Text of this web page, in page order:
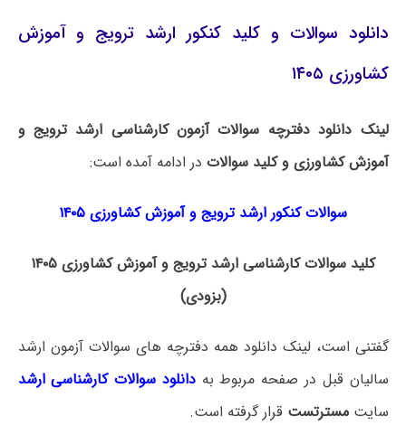
دانلود سوالات و کلید کنکور ارشد ترویج و آموزش
کشاورزی ۱۴۰۵
لینک دانلود دفترچه سوالات آزمون کارشناسی ارشد ترویج و
آموزش کشاورزی و کلید سوالات در ادامه آمده است:
سوالات کنکور ارشد ترویج و آموزش کشاورزی ۱۴۰۵
کلید سوالات کارشناسی ارشد ترویج و آموزش کشاورزی ۱۴۰۵
(بزودی)
گفتنی است، لینک دانلود همه دفترچه های سوالات آزمون ارشد
سالیان قبل در صفحه مربوط بهدانلود سوالات کارشناسی ارشد
سایتمسترتست قرار گرفته است.